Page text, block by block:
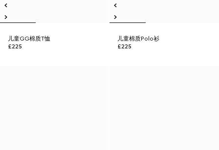
儿童GG棉质T恤
£225
儿童棉质Polo衫
£225